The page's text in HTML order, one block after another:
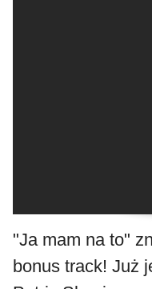
"Ja mam na to"
bonus track! Już